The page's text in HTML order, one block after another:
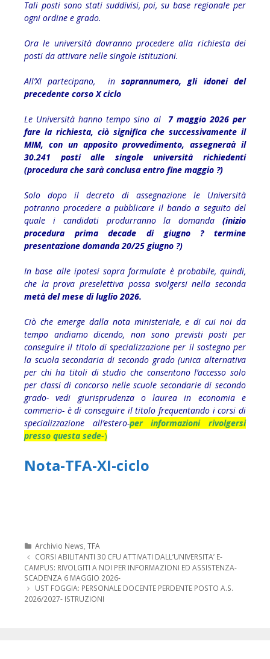
Tali posti sono stati suddivisi, poi, su base regionale per
ogni ordine e grado.
Ora le università dovranno procedere alla richiesta dei
posti da attivare nelle singole istituzioni.
All’XI partecipano, insoprannumero, gli idonei del
precedente corso X ciclo
Le Università hanno tempo sino al 7 maggio 2026 per
fare la richiesta, ciò significa che successivamente il
MIM, con un apposito provvedimento, assegneraà il
30.241 posti alle singole università richiedenti
(procedura che sarà conclusa entro fine maggio ?)
Solo dopo il decreto di assegnazione le Università
potranno procedere a pubblicare il bando a seguito del
quale i candidati produrranno la domanda (inizio
procedura prima decade di giugno ? termine
presentazione domanda 20/25 giugno ?)
In base alle ipotesi sopra formulate è probabile, quindi,
che la prova preselettiva possa svolgersi nella seconda
metà del mese di luglio 2026.
Ciò che emerge dalla nota ministeriale, e di cui noi da
tempo andiamo dicendo, non sono previsti posti per
conseguire il titolo di specializzazione per il sostegno per
la scuola secondaria di secondo grado (unica alternativa
per chi ha titoli di studio che consentono l’accesso solo
per classi di concorso nelle scuole secondarie di secondo
grado- vedi giurisprudenza o laurea in economia e
commerio- è di conseguire il titolo frequentando i corsi di
specializzazione all’estero-per informazioni rivolgersi
presso questa sede-)
Nota-TFA-XI-ciclo
Categorie
Archivio News TFA
Navigazione
articolo
CORSI ABILITANTI 30 CFU ATTIVATI DALL’UNIVERSITA’ E-
CAMPUS: RIVOLGITI A NOI PER INFORMAZIONI ED ASSISTENZA-
SCADENZA 6 MAGGIO 2026-
UST FOGGIA: PERSONALE DOCENTE PERDENTE POSTO A.S.
2026/2027- ISTRUZIONI